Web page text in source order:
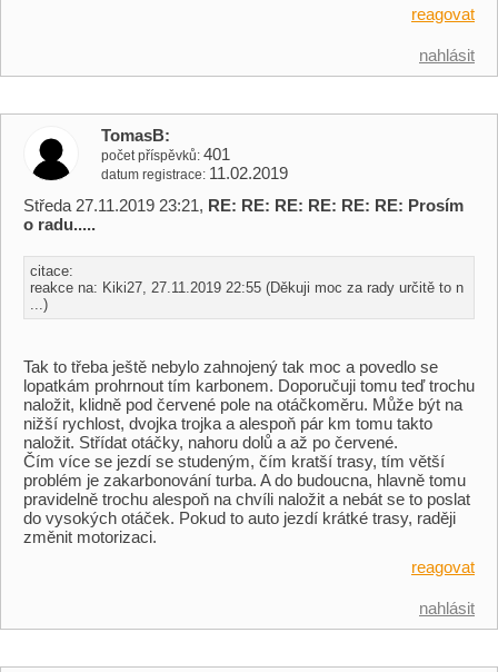
reagovat
nahlásit
TomasB
počet příspěvků 401
datum registrace 11.02.2019
Středa 27.11.2019 23:21, RE: RE: RE: RE: RE: RE: Prosím
o radu.....
citace:
reakce na: Kiki27, 27.11.2019 22:55 (Děkuji moc za rady určitě to n
...)
Tak to třeba ještě nebylo zahnojený tak moc a povedlo se
lopatkám prohrnout tím karbonem. Doporučuji tomu teď trochu
naložit, klidně pod červené pole na otáčkoměru. Může být na
nižší rychlost, dvojka trojka a alespoň pár km tomu takto
naložit. Střídat otáčky, nahoru dolů a až po červené.
Čím více se jezdí se studeným, čím kratší trasy, tím větší
problém je zakarbonování turba. A do budoucna, hlavně tomu
pravidelně trochu alespoň na chvíli naložit a nebát se to poslat
do vysokých otáček. Pokud to auto jezdí krátké trasy, raději
změnit motorizaci.
reagovat
nahlásit